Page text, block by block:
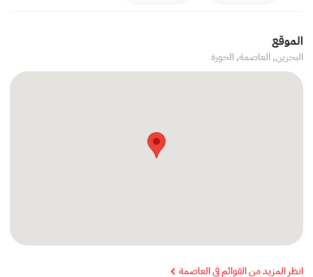
الموقع
البحرين, العاصمة,الحورة
انظر المزيد من القوائم في العاصمة